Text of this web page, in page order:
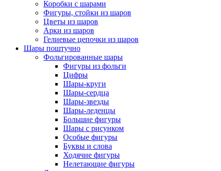
Коробки с шарами
Фигуры, стойки из шаров
Цветы из шаров
Арки из шаров
Гелиевые цепочки из шаров
Шары поштучно
Фольгированные шары
Фигуры из фольги
Цифры
Шары-круги
Шары-сердца
Шары-звезды
Шары-леденцы
Большие фигуры
Шары с рисунком
Особые фигуры
Буквы и слова
Ходячие фигуры
Нелетающие фигуры